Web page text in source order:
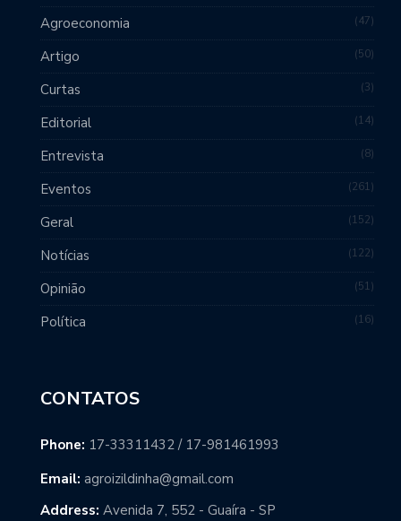
Agroeconomia 47
Artigo 50
Curtas 3
Editorial 14
Entrevista 8
Eventos 261
Geral 152
Notícias 122
Opinião 51
Política 16
CONTATOS
Phone: 17-33311432 / 17-981461993
Email: agroizildinha@gmail.com
Address: Avenida 7, 552 - Guaíra - SP